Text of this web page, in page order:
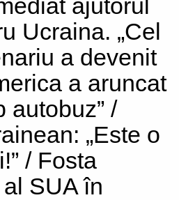
ajutorul
Ucraina. „Cel
a devenit
a aruncat
autobuz” /
„Este o
/ Fosta
SUA în